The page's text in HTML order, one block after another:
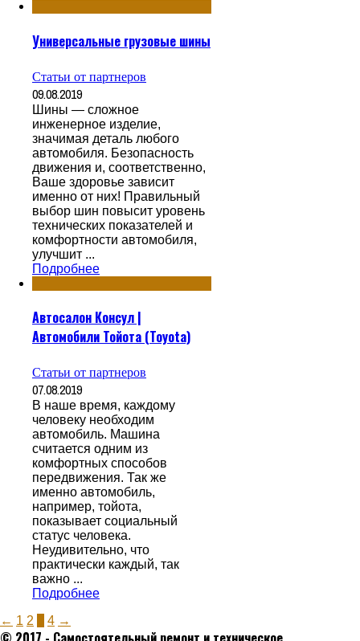
Универсальные грузовые шины
Статьи от партнеров
09.08.2019
Шины — сложное
инженерное изделие,
значимая деталь любого
автомобиля. Безопасность
движения и, соответственно,
Ваше здоровье зависит
именно от них! Правильный
выбор шин повысит уровень
технических показателей и
комфортности автомобиля,
улучшит ...
Подробнее
Автосалон Консул |
Автомобили Тойота (Toyota)
Статьи от партнеров
07.08.2019
В наше время, каждому
человеку необходим
автомобиль. Машина
считается одним из
комфортных способов
передвижения. Так же
именно автомобиль,
например, тойота,
показывает социальный
статус человека.
Неудивительно, что
практически каждый, так
важно ...
Подробнее
← 1 2 4 →